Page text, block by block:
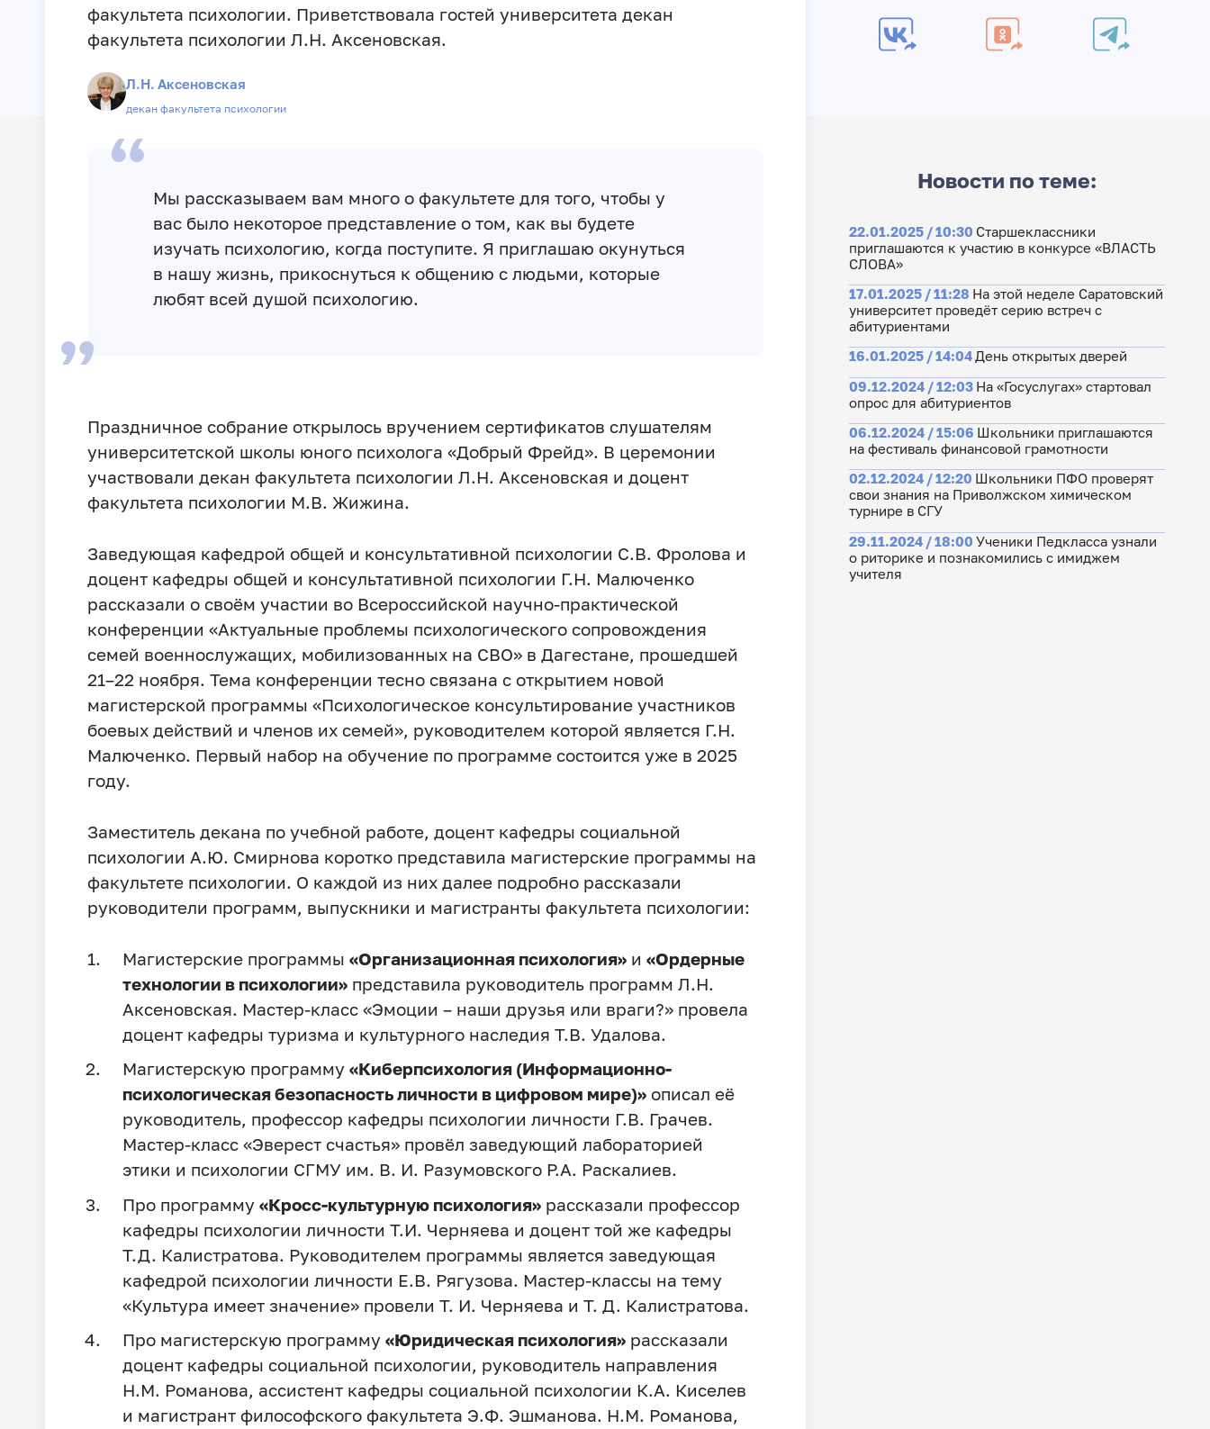
факультета психологии. Приветствовала гостей университета декан
факультета психологии Л.Н. Аксеновская.
Л.Н. Аксеновская
декан факультета психологии
Мы рассказываем вам много о факультете для того, чтобы у
вас было некоторое представление о том, как вы будете
изучать психологию, когда поступите. Я приглашаю окунуться
в нашу жизнь, прикоснуться к общению с людьми, которые
любят всей душой психологию.
Праздничное собрание открылось вручением сертификатов слушателям
университетской школы юного психолога «Добрый Фрейд». В церемонии
участвовали декан факультета психологии Л.Н. Аксеновская и доцент
факультета психологии М.В. Жижина.
Заведующая кафедрой общей и консультативной психологии С.В. Фролова и
доцент кафедры общей и консультативной психологии Г.Н. Малюченко
рассказали о своём участии во Всероссийской научно-практической
конференции «Актуальные проблемы психологического сопровождения
семей военнослужащих, мобилизованных на СВО» в Дагестане, прошедшей
21–22 ноября. Тема конференции тесно связана с открытием новой
магистерской программы «Психологическое консультирование участников
боевых действий и членов их семей», руководителем которой является Г.Н.
Малюченко. Первый набор на обучение по программе состоится уже в 2025
году.
Заместитель декана по учебной работе, доцент кафедры социальной
психологии А.Ю. Смирнова коротко представила магистерские программы на
факультете психологии. О каждой из них далее подробно рассказали
руководители программ, выпускники и магистранты факультета психологии:
Магистерские программы«Организационная психология» и«Ордерные
технологии в психологии» представила руководитель программ Л.Н.
Аксеновская. Мастер-класс «Эмоции – наши друзья или враги?» провела
доцент кафедры туризма и культурного наследия Т.В. Удалова.
Магистерскую программу«Киберпсихология (Информационно-
психологическая безопасность личности в цифровом мире)» описал её
руководитель, профессор кафедры психологии личности Г.В. Грачев.
Мастер-класс «Эверест счастья» провёл заведующий лабораторией
этики и психологии СГМУ им. В. И. Разумовского Р.А. Раскалиев.
Про программу«Кросс-культурную психология» рассказали профессор
кафедры психологии личности Т.И. Черняева и доцент той же кафедры
Т.Д. Калистратова. Руководителем программы является заведующая
кафедрой психологии личности Е.В. Рягузова. Мастер-классы на тему
«Культура имеет значение» провели Т. И. Черняева и Т. Д. Калистратова.
Про магистерскую программу«Юридическая психология» рассказали
доцент кафедры социальной психологии, руководитель направления
Н.М. Романова, ассистент кафедры социальной психологии К.А. Киселев
и магистрант философского факультета Э.Ф. Эшманова. Н.М. Романова,
Новости по теме:
22.01.2025 / 10:30 Старшеклассники
приглашаются к участию в конкурсе «ВЛАСТЬ
СЛОВА»
17.01.2025 / 11:28 На этой неделе Саратовский
университет проведёт серию встреч с
абитуриентами
16.01.2025 / 14:04День открытых дверей
09.12.2024 / 12:03 На «Госуслугах» стартовал
опрос для абитуриентов
06.12.2024 / 15:06 Школьники приглашаются
на фестиваль финансовой грамотности
02.12.2024 / 12:20 Школьники ПФО проверят
свои знания на Приволжском химическом
турнире в СГУ
29.11.2024 / 18:00 Ученики Педкласса узнали
о риторике и познакомились с имиджем
учителя